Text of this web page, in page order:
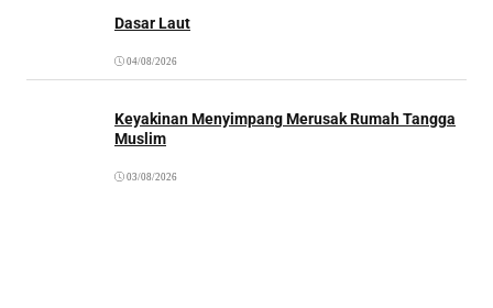
Dasar Laut
04/08/2026
Keyakinan Menyimpang Merusak Rumah Tangga
Muslim
03/08/2026